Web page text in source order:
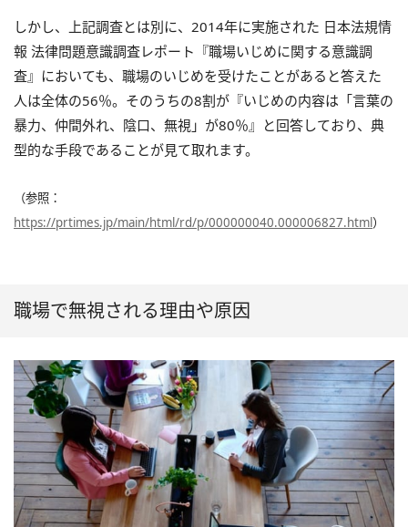
しかし、上記調査とは別に、2014年に実施された 日本法規情
報 法律問題意識調査レポート『職場いじめに関する意識調
査』においても、職場のいじめを受けたことがあると答えた
人は全体の56％。そのうちの8割が『いじめの内容は「言葉の
暴力、仲間外れ、陰口、無視」が80％』と回答しており、典
型的な手段であることが見て取れます。
（参照：
https://prtimes.jp/main/html/rd/p/000000040.000006827.html）
職場で無視される理由や原因